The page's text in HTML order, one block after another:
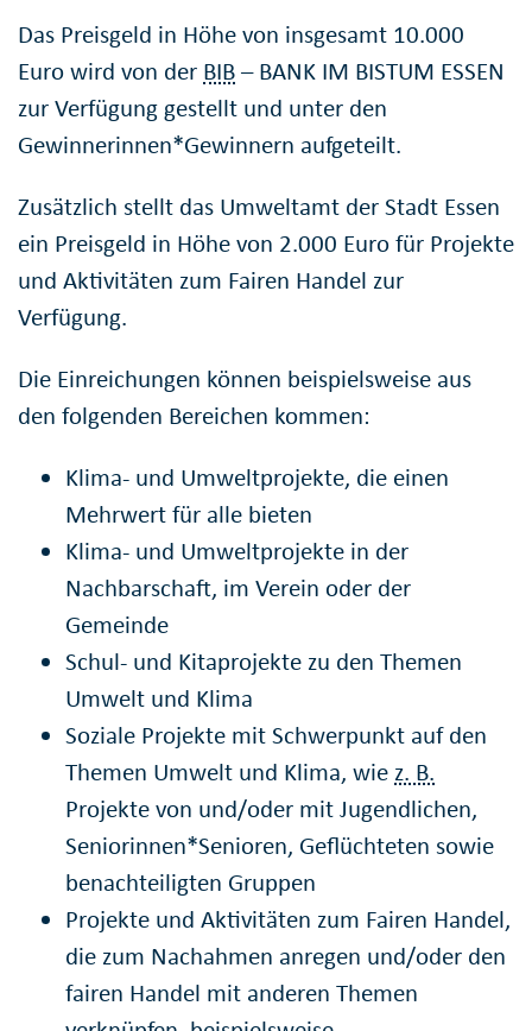
Das Preisgeld in Höhe von insgesamt 10.000
Euro wird von der BIB– BANK IM BISTUM ESSEN
zur Verfügung gestellt und unter den
Gewinnerinnen*Gewinnern aufgeteilt.
Zusätzlich stellt das Umweltamt der Stadt Essen
ein Preisgeld in Höhe von 2.000 Euro für Projekte
und Aktivitäten zum Fairen Handel zur
Verfügung.
Die Einreichungen können beispielsweise aus
den folgenden Bereichen kommen:
Klima- und Umweltprojekte, die einen
Mehrwert für alle bieten
Klima- und Umweltprojekte in der
Nachbarschaft, im Verein oder der
Gemeinde
Schul- und Kitaprojekte zu den Themen
Umwelt und Klima
Soziale Projekte mit Schwerpunkt auf den
Themen Umwelt und Klima, wie z. B.
Projekte von und/oder mit Jugendlichen,
Seniorinnen*Senioren, Geflüchteten sowie
benachteiligten Gruppen
Projekte und Aktivitäten zum Fairen Handel,
die zum Nachahmen anregen und/oder den
fairen Handel mit anderen Themen